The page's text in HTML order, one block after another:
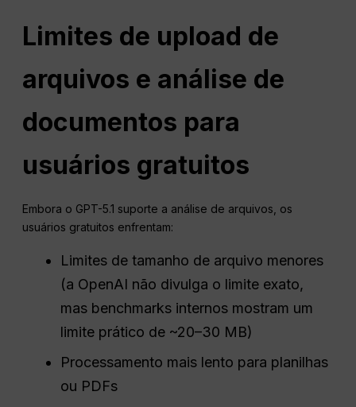
Limites de upload de
arquivos e análise de
documentos para
usuários gratuitos
Embora o GPT-5.1 suporte a análise de arquivos, os
usuários gratuitos enfrentam:
Limites de tamanho de arquivo menores
(a OpenAI não divulga o limite exato,
mas benchmarks internos mostram um
limite prático de ~20–30 MB)
Processamento mais lento para planilhas
ou PDFs